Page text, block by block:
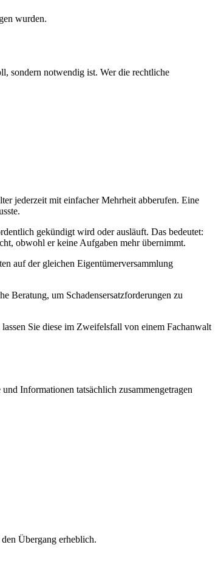
wurden.
sondern notwendig ist. Wer die rechtliche
jederzeit mit einfacher Mehrheit abberufen. Eine
gekündigt wird oder ausläuft. Das bedeutet:
obwohl er keine Aufgaben mehr übernimmt.
auf der gleichen Eigentümerversammlung
Beratung, um Schadensersatzforderungen zu
Sie diese im Zweifelsfall von einem Fachanwalt
Informationen tatsächlich zusammengetragen
Übergang erheblich.